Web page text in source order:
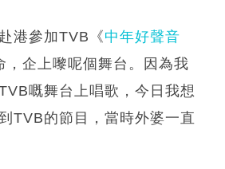
港參加TVB《中年好聲音
企上嚟呢個舞台。因為我
嘅舞台上唱歌，今日我想
TVB的節目，當時外婆一直